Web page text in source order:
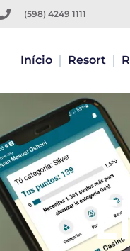
(598) 4249 1111
Início Resort